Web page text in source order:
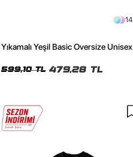
14
Yıkamalı Yeşil Basic Oversize Unisex
599,10 TL 479,28 TL